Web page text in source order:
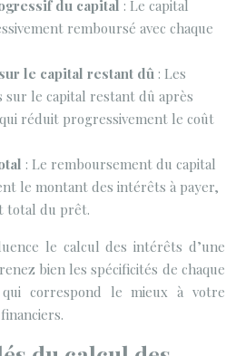
du capital : Le capital
remboursé avec chaque
le capital restant dû : Les
le capital restant dû après
réduit progressivement le coût
: Le remboursement du capital
le montant des intérêts à payer,
total du prêt.
le calcul des intérêts d’une
bien les spécificités de chaque
correspond le mieux à votre